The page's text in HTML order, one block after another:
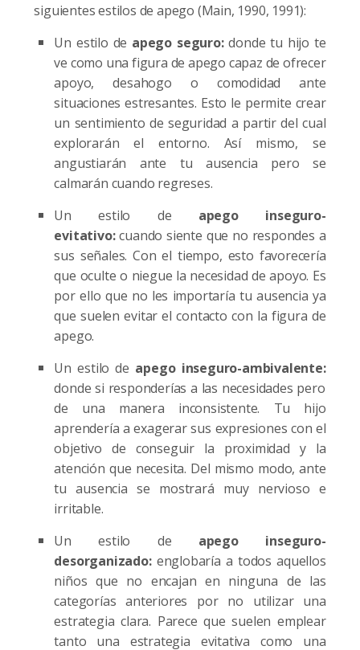
siguientes estilos de apego (Main, 1990, 1991):
Un estilo de apego seguro:donde tu hijo te
ve como una figura de apego capaz de ofrecer
apoyo, desahogo o comodidad ante
situaciones estresantes. Esto le permite crear
un sentimiento de seguridad a partir del cual
explorarán el entorno. Así mismo, se
angustiarán ante tu ausencia pero se
calmarán cuando regreses.
Un estilo de apego inseguro-
evitativo:cuando siente que no respondes a
sus señales. Con el tiempo, esto favorecería
que oculte o niegue la necesidad de apoyo. Es
por ello que no les importaría tu ausencia ya
que suelen evitar el contacto con la figura de
apego.
Un estilo de apego inseguro-ambivalente:
donde si responderías a las necesidades pero
de una manera inconsistente. Tu hijo
aprendería a exagerar sus expresiones con el
objetivo de conseguir la proximidad y la
atención que necesita. Del mismo modo, ante
tu ausencia se mostrará muy nervioso e
irritable.
Un estilo de apego inseguro-
desorganizado:englobaría a todos aquellos
niños que no encajan en ninguna de las
categorías anteriores por no utilizar una
estrategia clara. Parece que suelen emplear
tanto una estrategia evitativa como una